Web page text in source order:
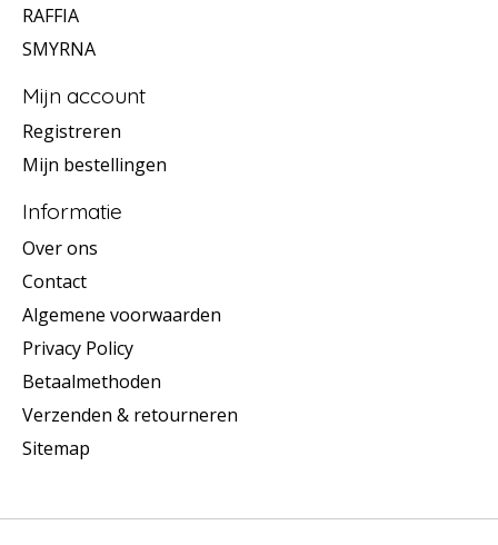
RAFFIA
SMYRNA
Mijn account
Registreren
Mijn bestellingen
Informatie
Over ons
Contact
Algemene voorwaarden
Privacy Policy
Betaalmethoden
Verzenden & retourneren
Sitemap